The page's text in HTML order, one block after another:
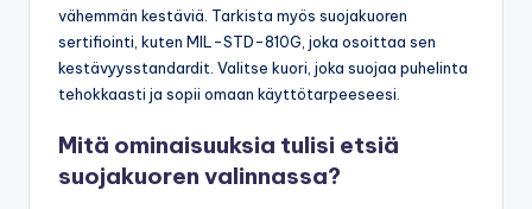
vähemmän kestäviä. Tarkista myös suojakuoren
sertifiointi, kuten MIL-STD-810G, joka osoittaa sen
kestävyysstandardit. Valitse kuori, joka suojaa puhelinta
tehokkaasti ja sopii omaan käyttötarpeeseesi.
Mitä ominaisuuksia tulisi etsiä
suojakuoren valinnassa?